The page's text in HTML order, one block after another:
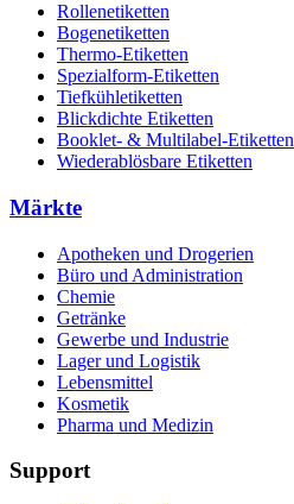
Rollenetiketten
Bogenetiketten
Thermo-Etiketten
Spezialform-Etiketten
Tiefkühletiketten
Blickdichte Etiketten
Booklet- & Multilabel-Etiketten
Wiederablösbare Etiketten
Märkte
Apotheken und Drogerien
Büro und Administration
Chemie
Getränke
Gewerbe und Industrie
Lager und Logistik
Lebensmittel
Kosmetik
Pharma und Medizin
Support